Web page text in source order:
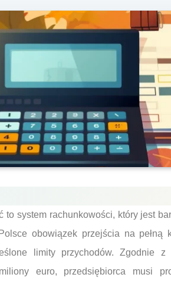
to system rachunkowości, który jest
obowiązek przejścia na pełną
limity przychodów. Zgodnie
euro, przedsiębiorca musi